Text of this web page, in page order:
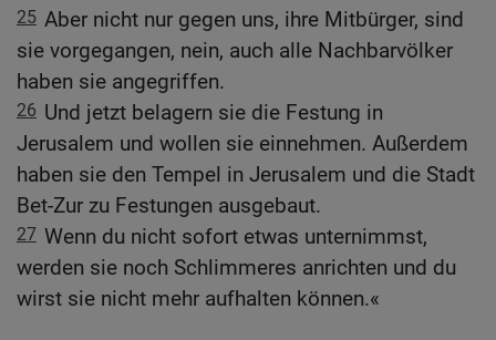
25 Aber nicht nur gegen uns, ihre Mitbürger, sind
sie vorgegangen, nein, auch alle Nachbarvölker
haben sie angegriffen.
26 Und jetzt belagern sie die Festung in
Jerusalem und wollen sie einnehmen. Außerdem
haben sie den Tempel in Jerusalem und die Stadt
Bet-Zur zu Festungen ausgebaut.
27 Wenn du nicht sofort etwas unternimmst,
werden sie noch Schlimmeres anrichten und du
wirst sie nicht mehr aufhalten können.«